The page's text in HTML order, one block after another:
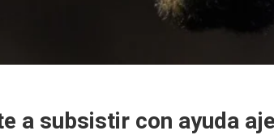
a subsistir con ayuda